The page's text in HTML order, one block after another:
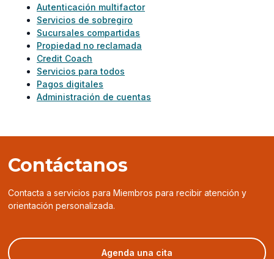
Autenticación multifactor
Servicios de sobregiro
Sucursales compartidas
Propiedad no reclamada
Credit Coach
Servicios para todos
Pagos digitales
Administración de cuentas
Contáctanos
Contacta a servicios para Miembros para recibir atención y
orientación personalizada.
Agenda una cita